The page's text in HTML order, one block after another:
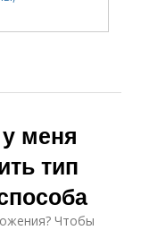
меня
тип
Чтобы